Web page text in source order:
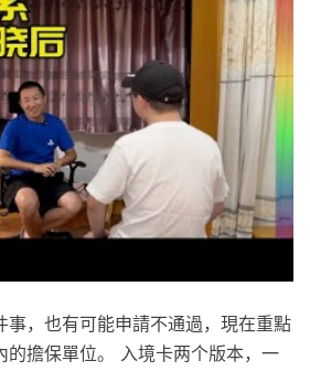
事，也有可能申請不通過，現在重點
的擔保單位。 入境卡两个版本，一